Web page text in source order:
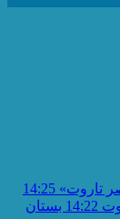
تاروت» 14:25
14:22 بستان